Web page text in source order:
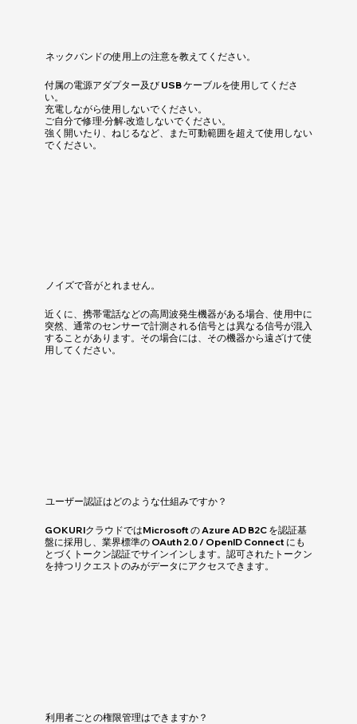
ネックバンドの使用上の注意を教えてください。
付属の電源アダプター及び USB ケーブルを使用してくださ
い。
充電しながら使用しないでください。
ご自分で修理‧分解‧改造しないでください。
強く開いたり、ねじるなど、また可動範囲を超えて使用しない
でください。
ノイズで音がとれません。
近くに、携帯電話などの高周波発生機器がある場合、使用中に
突然、通常のセンサーで計測される信号とは異なる信号が混入
することがあります。その場合には、その機器から遠ざけて使
用してください。
ユーザー認証はどのような仕組みですか？
GOKURIクラウドではMicrosoft の Azure AD B2C を認証基
盤に採用し、業界標準の OAuth 2.0 / OpenID Connect にも
とづくトークン認証でサインインします。認可されたトークン
を持つリクエストのみがデータにアクセスできます。
利用者ごとの権限管理はできますか？